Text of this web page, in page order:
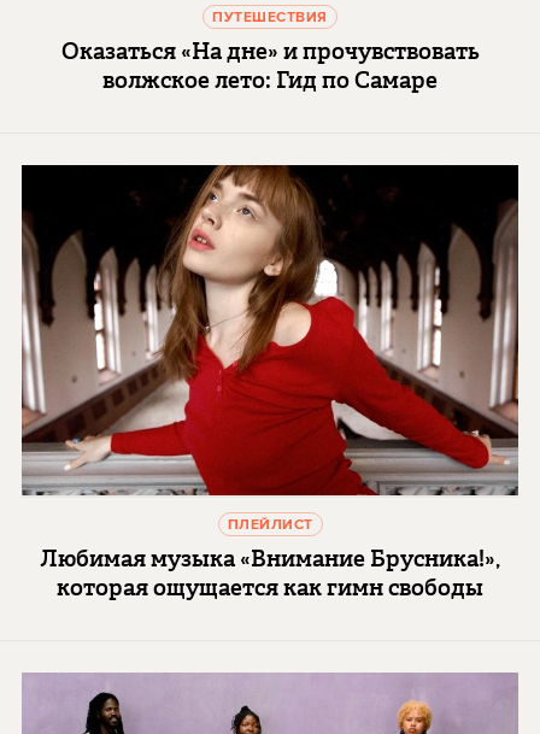
ПУТЕШЕСТВИЯ
Оказаться «На дне» и прочувствовать
волжское лето: Гид по Самаре
ПЛЕЙЛИСТ
Любимая музыка «Внимание Брусника!»,
которая ощущается как гимн свободы